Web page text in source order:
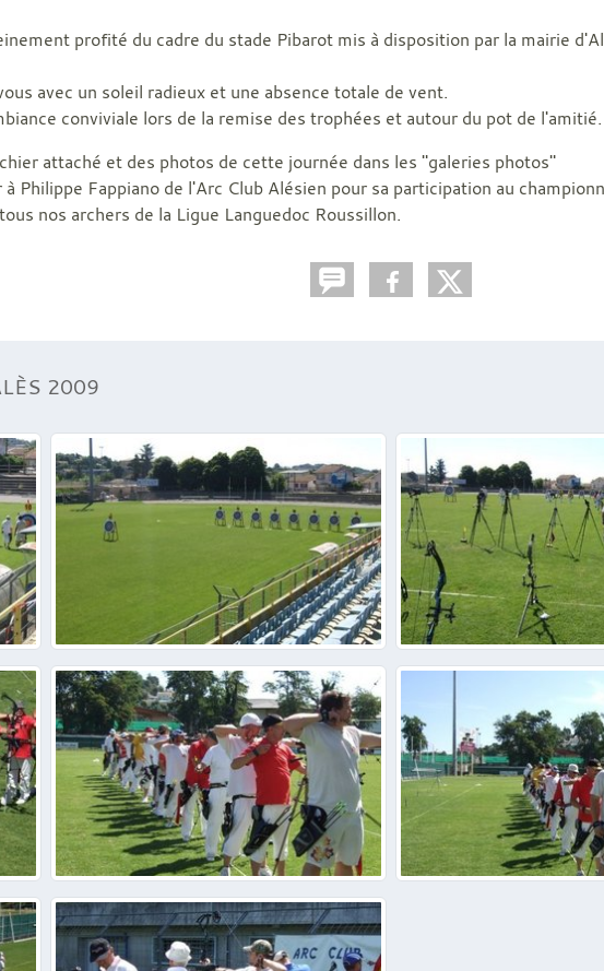
profité du cadre du stade Pibarot mis à disposition par la mairie
avec un soleil radieux et une absence totale de vent.
conviviale lors de la remise des trophées et autour du pot de l'amitié.
attaché et des photos de cette journée dans les "galeries photos"
Philippe Fappiano de l'Arc Club Alésien pour sa participation au
nos archers de la Ligue Languedoc Roussillon.
2009